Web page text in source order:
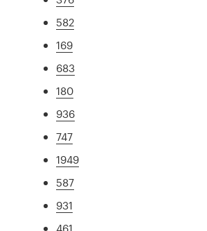
582
169
683
180
936
747
1949
587
931
461